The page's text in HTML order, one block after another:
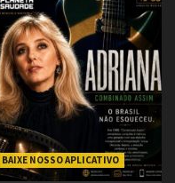
BAIXE NOSSO APLICATIVO